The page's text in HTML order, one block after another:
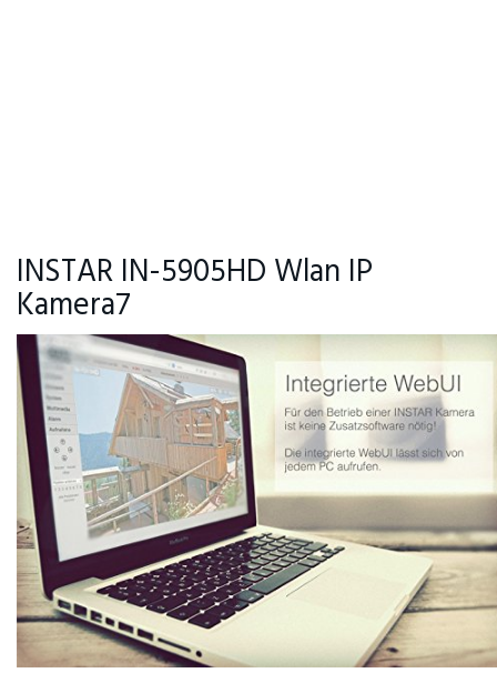
INSTAR IN-5905HD Wlan IP
Kamera7